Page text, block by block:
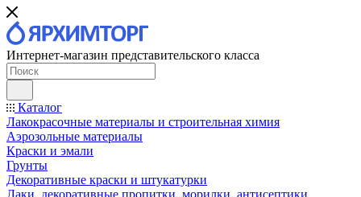
Интернет-магазин представительского класса
Каталог
Лакокрасочные материалы и строительная химия
Аэрозольные материалы
Краски и эмали
Грунты
Декоративные краски и штукатурки
Лаки, декоративные пропитки, морилки, антисептики